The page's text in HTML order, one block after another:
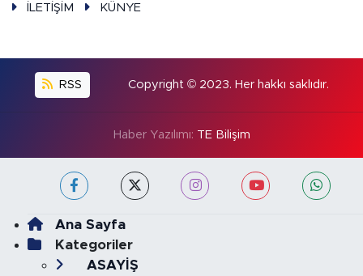
İLETİŞİM KÜNYE
RSS Copyright © 2023. Her hakkı saklıdır.
Haber Yazılımı: TE Bilişim
Ana Sayfa
Kategoriler
ASAYİŞ